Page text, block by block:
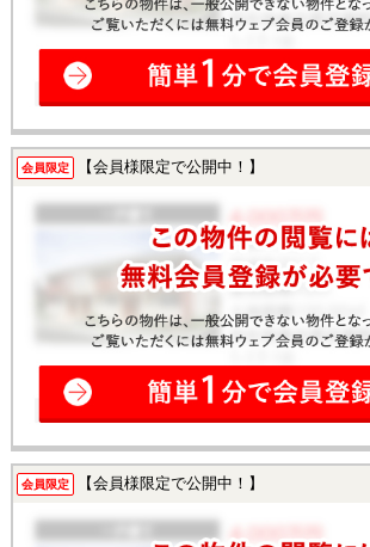
会員限定 【会員様限定で公開中！】
会員限定 【会員様限定で公開中！】